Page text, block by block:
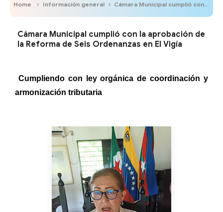
Home Información general Cámara Municipal cumplió con la aprobación de la Reforma de Seis Ordenanzas en El Vigía
Cámara Municipal cumplió con la aprobación de
la Reforma de Seis Ordenanzas en El Vigía
Cumpliendo con ley orgánica de coordinación y
armonización tributaria